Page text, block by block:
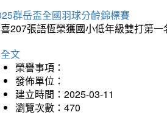
群岳盃全國羽球分齡錦標賽
207張語恆榮獲國小低年級雙打第
文
榮譽事項：
發佈單位：
建立時間：2025-03-11
瀏覽次數：470